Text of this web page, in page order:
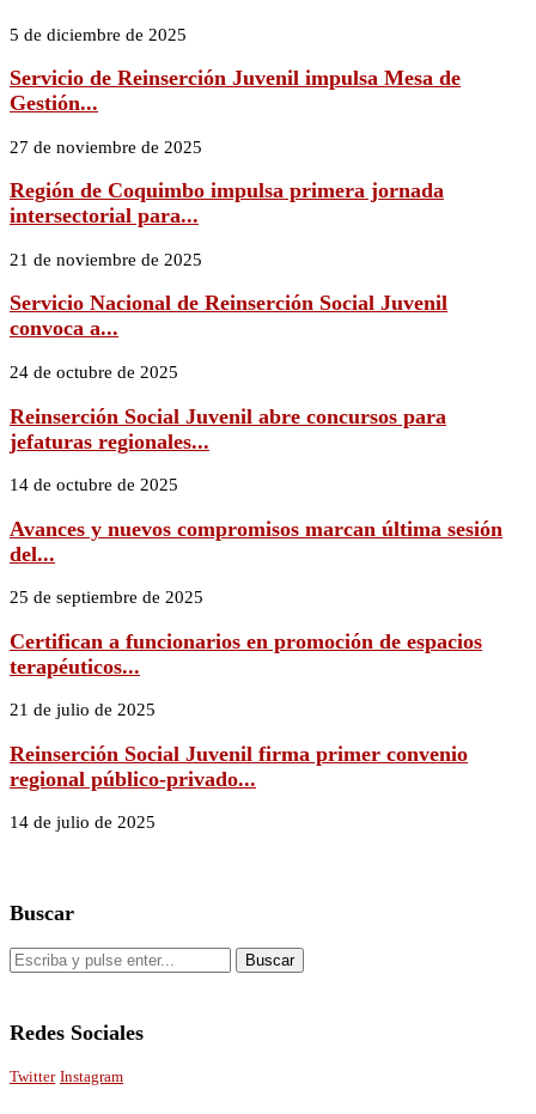
5 de diciembre de 2025
Servicio de Reinserción Juvenil impulsa Mesa de
Gestión...
27 de noviembre de 2025
Región de Coquimbo impulsa primera jornada
intersectorial para...
21 de noviembre de 2025
Servicio Nacional de Reinserción Social Juvenil
convoca a...
24 de octubre de 2025
Reinserción Social Juvenil abre concursos para
jefaturas regionales...
14 de octubre de 2025
Avances y nuevos compromisos marcan última sesión
del...
25 de septiembre de 2025
Certifican a funcionarios en promoción de espacios
terapéuticos...
21 de julio de 2025
Reinserción Social Juvenil firma primer convenio
regional público-privado...
14 de julio de 2025
Buscar
Redes Sociales
Twitter Instagram